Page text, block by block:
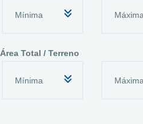
Área Total / Terreno